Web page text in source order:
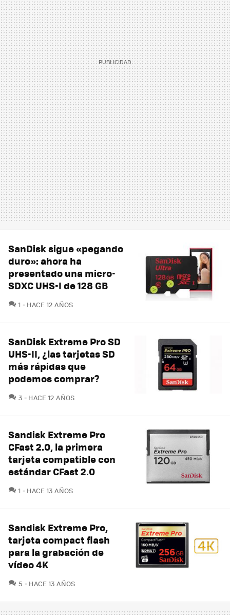
SanDisk sigue «pegando
duro»: ahora ha
presentado una micro-
SDXC UHS-I de 128 GB
1 COMENTARIOS
HACE 12 AÑOS
SanDisk Extreme Pro SD
UHS-II, ¿las tarjetas SD
más rápidas que
podemos comprar?
3 COMENTARIOS
HACE 12 AÑOS
Sandisk Extreme Pro
CFast 2.0, la primera
tarjeta compatible con
estándar CFast 2.0
1 COMENTARIOS
HACE 13 AÑOS
Sandisk Extreme Pro,
tarjeta compact flash
para la grabación de
vídeo 4K
5 COMENTARIOS
HACE 13 AÑOS